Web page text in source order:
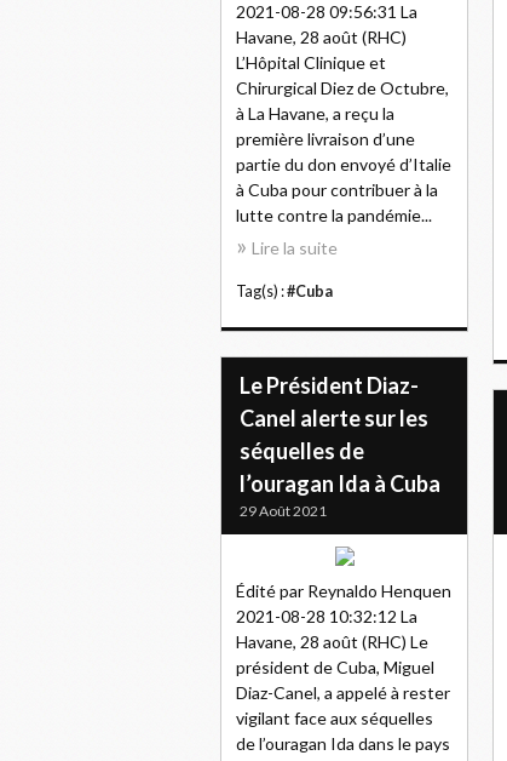
2021-08-28 09:56:31 La
Havane, 28 août (RHC)
L’Hôpital Clinique et
Chirurgical Diez de Octubre,
à La Havane, a reçu la
première livraison d’une
partie du don envoyé d’Italie
à Cuba pour contribuer à la
lutte contre la pandémie...
Lire la suite
Tag(s) :#Cuba
Le Président Diaz-
Canel alerte sur les
séquelles de
l’ouragan Ida à Cuba
29 Août 2021
Édité par Reynaldo Henquen
2021-08-28 10:32:12 La
Havane, 28 août (RHC) Le
président de Cuba, Miguel
Diaz-Canel, a appelé à rester
vigilant face aux séquelles
de l’ouragan Ida dans le pays